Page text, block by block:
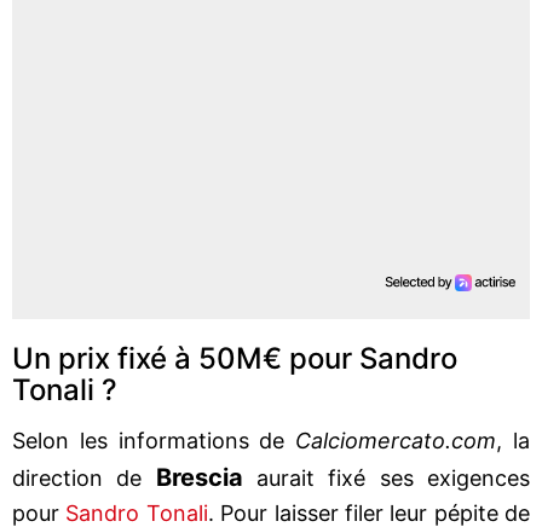
Un prix fixé à 50M€ pour Sandro
Tonali ?
Selon les informations de Calciomercato.com, la
direction de Brescia aurait fixé ses exigences
pour Sandro Tonali. Pour laisser filer leur pépite de